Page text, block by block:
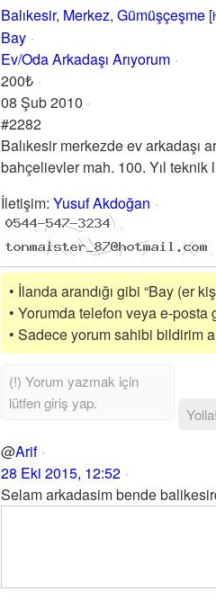
Balıkesir, Merkez, Gümüşçeşme [
Bay
Ev/Oda Arkadaşı Arıyorum
200₺
08 Şub 2010
#2282
Balıkesir merkezde ev arkadaşı
bahçelievler mah. 100. Yıl teknik
İletişim: Yusuf Akdoğan
• İlanda arandığı gibi “Bay (er
• Yorumda telefon veya e-
• Sadece yorum sahibi bildirim
Yolla!
@Arif
28 Eki 2015, 12:52
Selam arkadasim bende